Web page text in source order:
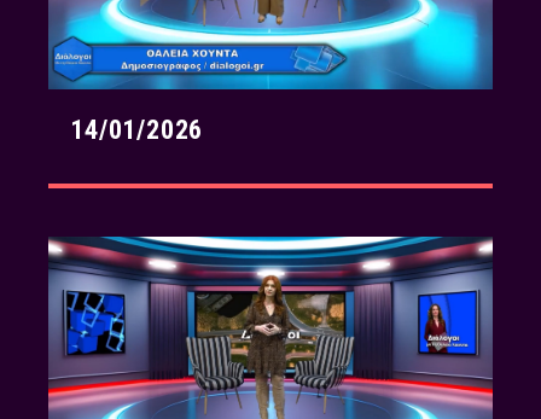
14/01/2026